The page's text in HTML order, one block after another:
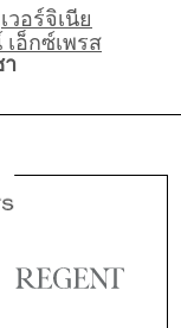
เวอร์จิเนีย
อ็กซ์เพรส
า